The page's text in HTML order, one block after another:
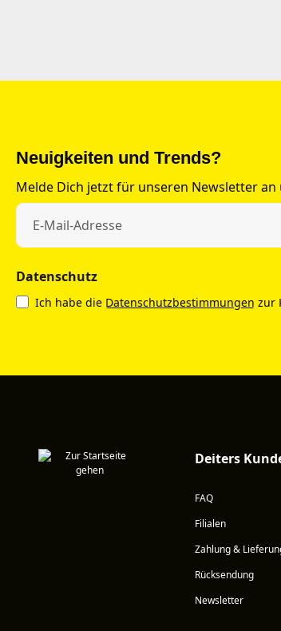
Neuigkeiten und Trends?
Melde Dich jetzt für unseren Newsletter
Datenschutz
Ich habe die Datenschutzbestimmungen zur
Deiters
FAQ
Filialen
Zahlung &
Rücksendung
Newsletter